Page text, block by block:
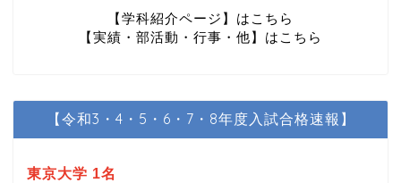
【学科紹介ページ】はこちら
【実績・部活動・行事・他】はこちら
【令和3・4・5・6・7・8年度入試合格速報】
東京大学 1名